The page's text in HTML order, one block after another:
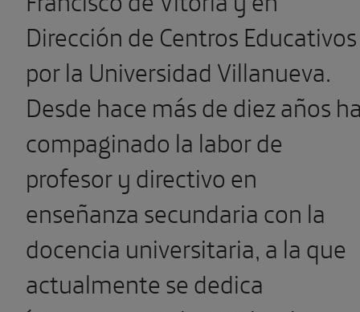
Dirección de Centros Educativos
por la Universidad Villanueva.
Desde hace más de diez años
compaginado la labor de
profesor y directivo en
enseñanza secundaria con la
docencia universitaria, a la que
actualmente se dedica